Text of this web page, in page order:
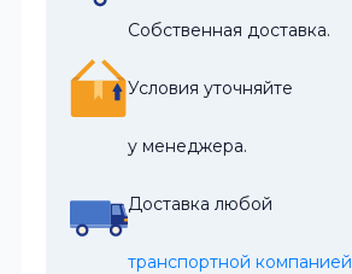
Собственная доставка.
Условия уточняйте
у менеджера.
Доставка любой
транспортной компанией